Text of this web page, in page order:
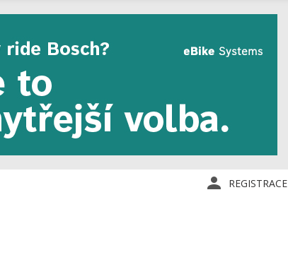
REGISTRACE